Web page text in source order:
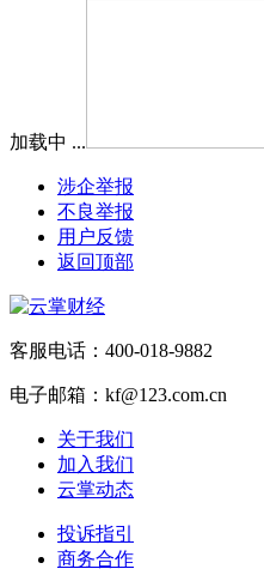
加载中 ...
涉企举报
不良举报
用户反馈
返回顶部
客服电话：400-018-9882
电子邮箱：kf@123.com.cn
关于我们
加入我们
云掌动态
投诉指引
商务合作